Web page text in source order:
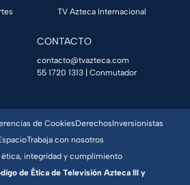
TV Azteca Internacional
CONTACTO
contacto@tvazteca.com
55 1720 1313 | Conmutador
de CookiesDerechosInversionistas
Trabaja con nosotros
ética, integridad y cumplimiento
de Ética de Televisión Azteca III y